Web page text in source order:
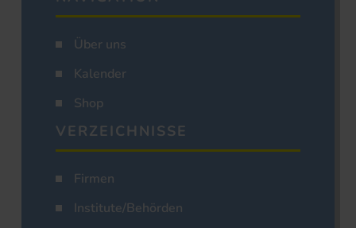
Über uns
Kalender
Shop
VERZEICHNISSE
Firmen
Institute/Behörden